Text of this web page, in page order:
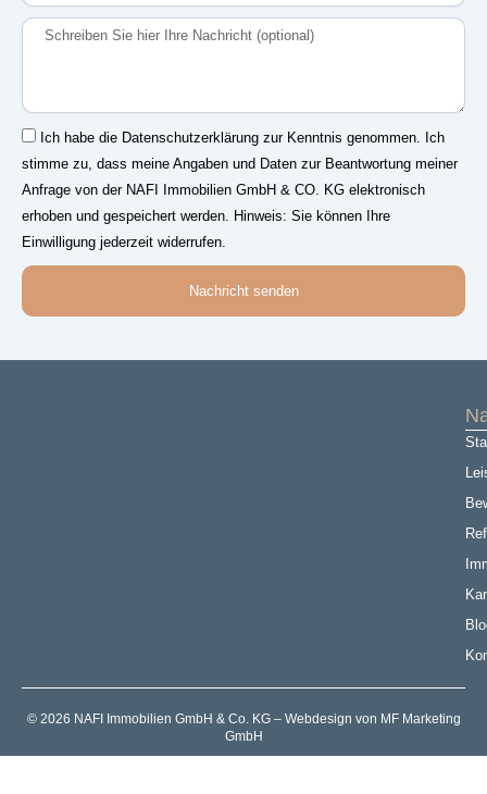
Sie
Ihr
Nachricht
Einwilligung
Ich habe die Datenschutzerklärung zur Kenntnis genommen. Ich
stimme zu, dass meine Angaben und Daten zur Beantwortung meiner
Anfrage von der NAFI Immobilien GmbH & CO. KG elektronisch
erhoben und gespeichert werden. Hinweis: Sie können Ihre
Einwilligung jederzeit widerrufen.
Nachricht senden
© 2026 NAFI Immobilien GmbH & Co. KG – Webdesign von MF Marketing
GmbH